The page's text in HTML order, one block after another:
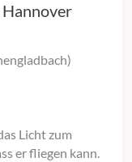
Licht zum
er fliegen kann.